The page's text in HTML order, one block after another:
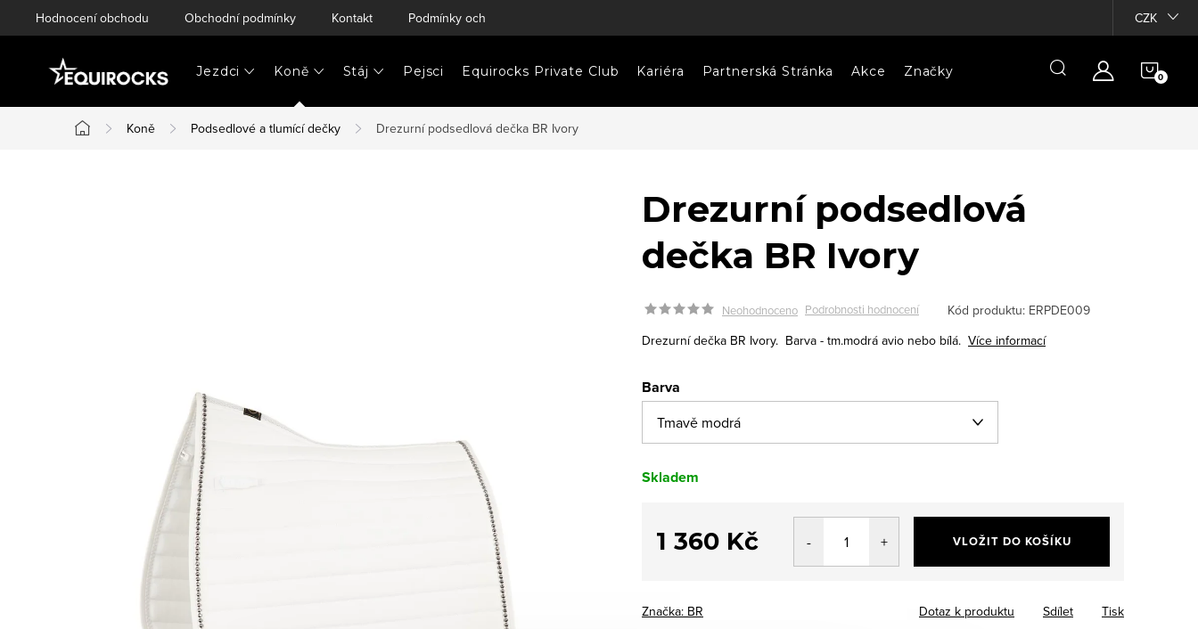
na
Hodnocení obchodu Obchodní podmínky Kontakt Podmínky ochrany osobních údajů CZK
Jezdci Koně Stáj Pejsci Equirocks Private Club Kariéra Partnerská Stránka Akce Značky
Domů
Koně Podsedlové a tlumící dečky Drezurní podsedlová dečka BR Ivory
Drezurní podsedlová
dečka BR Ivory
Neohodnoceno Podrobnosti hodnocení Kód produktu: ERPDE009
Drezurní dečka BR Ivory. Barva - tm.modrá avio nebo bílá. Více informací
Barva
Skladem
1 360 Kč VLOŽIT DO KOŠÍKU
Značka: BR Tisk
Dotaz k produktu Sdílet